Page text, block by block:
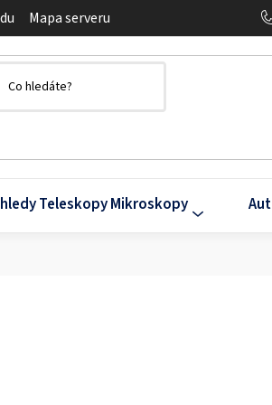
Mapa serveru
Teleskopy Mikroskopy